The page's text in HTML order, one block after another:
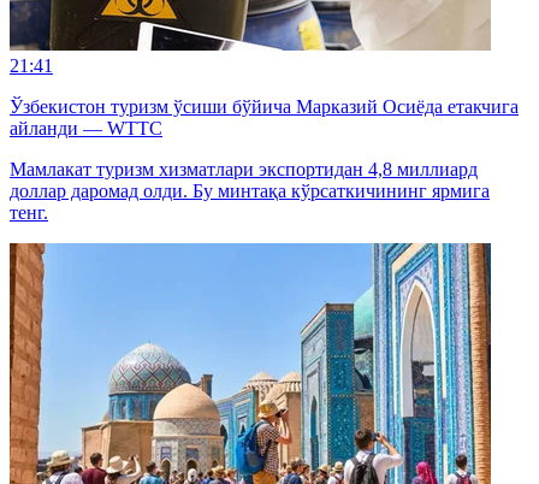
21:41
Ўзбекистон туризм ўсиши бўйича Марказий Осиёда етакчига
айланди — WTTC
Мамлакат туризм хизматлари экспортидан 4,8 миллиард
доллар даромад олди. Бу минтақа кўрсаткичининг ярмига
тенг.